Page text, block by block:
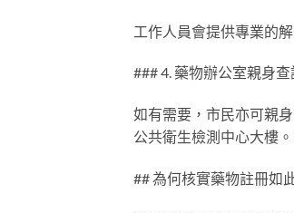
工作人員會提供專業的
### 4. 藥物辦公室親身查
如有需要，市民亦可親
公共衛生檢測中心大樓
## 為何核實藥物註冊如